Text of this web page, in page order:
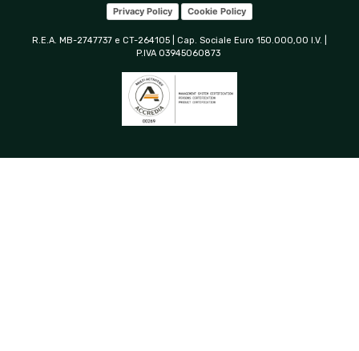
Privacy Policy Cookie Policy
R.E.A. MB-2747737 e CT-264105 | Cap. Sociale Euro 150.000,00 I.V. |
P.IVA 03945060873